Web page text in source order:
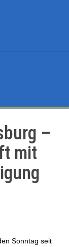
–
mit
Sonntag seit